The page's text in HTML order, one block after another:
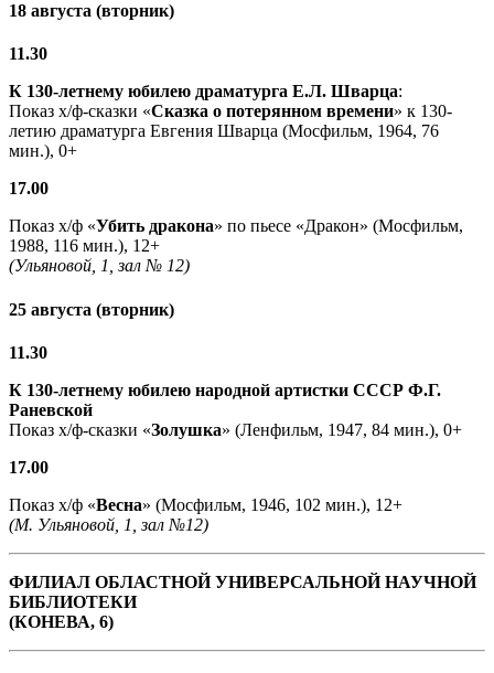
18 августа (вторник)
11.30
К 130-летнему юбилею драматурга Е.Л. Шварца:
Показ х/ф-сказки «Сказка о потерянном времени» к 130-
летию драматурга Евгения Шварца (Мосфильм, 1964, 76
мин.), 0+
17.00
Показ х/ф «Убить дракона» по пьесе «Дракон» (Мосфильм,
1988, 116 мин.), 12+
(Ульяновой, 1, зал № 12)
25 августа (вторник)
11.30
К 130-летнему юбилею народной артистки СССР Ф.Г.
Раневской
Показ х/ф-сказки «Золушка» (Ленфильм, 1947, 84 мин.), 0+
17.00
Показ х/ф «Весна» (Мосфильм, 1946, 102 мин.), 12+
(М. Ульяновой, 1, зал №12)
ФИЛИАЛ ОБЛАСТНОЙ УНИВЕРСАЛЬНОЙ НАУЧНОЙ
БИБЛИОТЕКИ
(КОНЕВА, 6)